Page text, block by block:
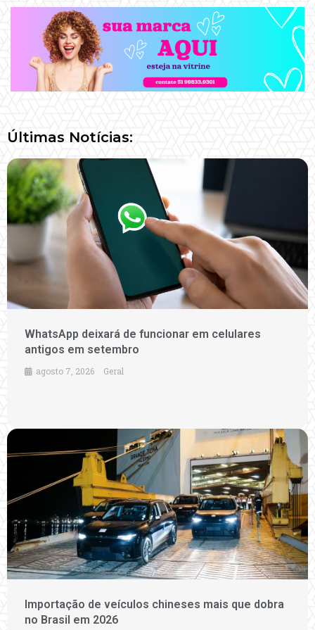
Últimas Notícias:
WhatsApp deixará de funcionar em celulares
antigos em setembro
agosto 7, 2026 Geral
Importação de veículos chineses mais que dobra
no Brasil em 2026